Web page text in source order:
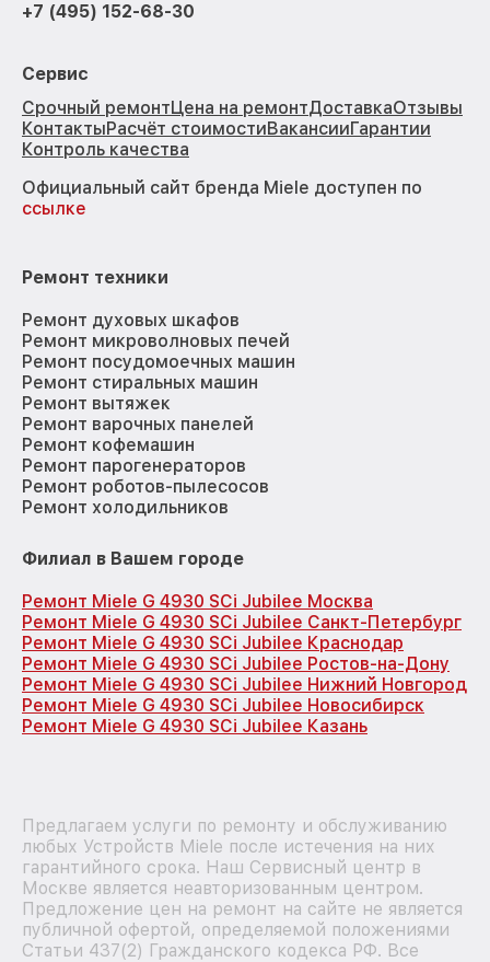
+7 (495) 152-68-30
Сервис
Срочный ремонтЦена на ремонтДоставкаОтзывы
КонтактыРасчёт стоимостиВакансииГарантии
Контроль качества
Официальный сайт бренда Miele доступен по
ссылке
Ремонт техники
Ремонт духовых шкафов
Ремонт микроволновых печей
Ремонт посудомоечных машин
Ремонт стиральных машин
Ремонт вытяжек
Ремонт варочных панелей
Ремонт кофемашин
Ремонт парогенераторов
Ремонт роботов-пылесосов
Ремонт холодильников
Филиал в Вашем городе
Ремонт Miele G 4930 SCi Jubilee Москва
Ремонт Miele G 4930 SCi Jubilee Санкт-Петербург
Ремонт Miele G 4930 SCi Jubilee Краснодар
Ремонт Miele G 4930 SCi Jubilee Ростов-на-Дону
Ремонт Miele G 4930 SCi Jubilee Нижний Новгород
Ремонт Miele G 4930 SCi Jubilee Новосибирск
Ремонт Miele G 4930 SCi Jubilee Казань
Предлагаем услуги по ремонту и обслуживанию
любых Устройств Miele после истечения на них
гарантийного срока. Наш Сервисный центр в
Москве является неавторизованным центром.
Предложение цен на ремонт на сайте не является
публичной офертой, определяемой положениями
Статьи 437(2) Гражданского кодекса РФ. Все